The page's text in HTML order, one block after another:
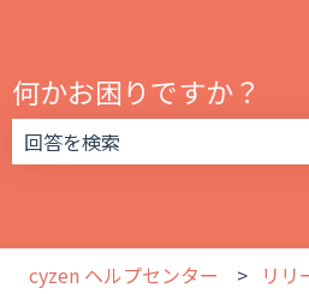
何かお困りですか？
cyzen ヘルプセンター
リリ